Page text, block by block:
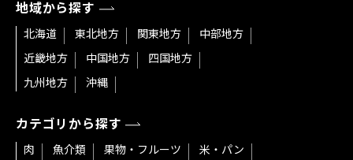
地域から探す
北海道 東北地方 関東地方
中部地方
近畿地方
中国地方
四国地方
九州地方
沖縄
カテゴリから探す
肉 魚介類 果物・フルーツ
米・パン